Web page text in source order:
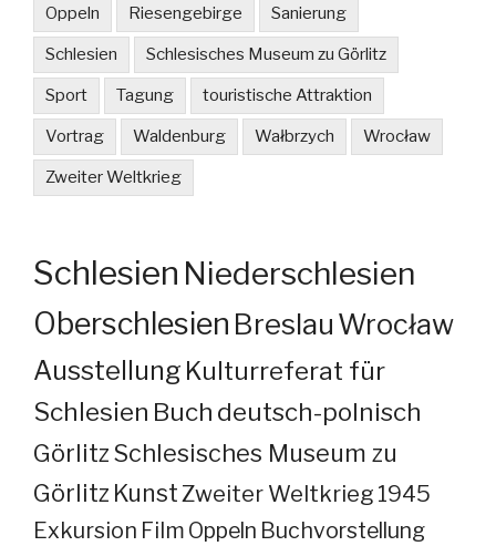
Oppeln Riesengebirge Sanierung
Schlesien Schlesisches Museum zu Görlitz
Sport Tagung touristische Attraktion
Vortrag Waldenburg Wałbrzych Wrocław
Zweiter Weltkrieg
Schlesien Niederschlesien
Oberschlesien Breslau Wrocław
Ausstellung Kulturreferat für
Schlesien Buch deutsch-polnisch
GörlitzSchlesisches Museum zu
Görlitz KunstZweiter Weltkrieg 1945
Exkursion Film Oppeln Buchvorstellung